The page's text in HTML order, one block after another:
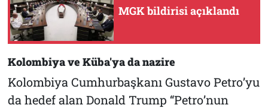
MGK bildirisi açıklandı
Kolombiya ve Küba'ya da nazire
Kolombiya Cumhurbaşkanı Gustavo Petro’yu
da hedef alan Donald Trump “Petro’nun